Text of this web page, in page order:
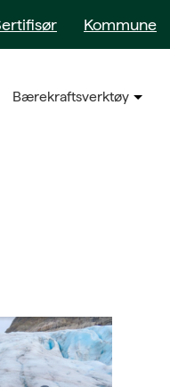
Kommune
Bærekraftsverktøy